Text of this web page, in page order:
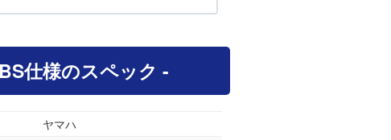
仕様のスペック -
ヤマハ